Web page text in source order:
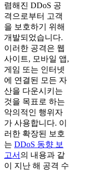
렴해진 DDoS 공
격으로부터 고객
을 보호하기 위해
개발되었습니다.
이러한 공격은 웹
사이트, 모바일 앱,
게임 또는 인터넷
에 연결된 모든 자
산을 다운시키는
것을 목표로 하는
악의적인 행위자
가 사용합니다. 이
러한 확장된 보호
는 DDoS 동향 보
고서 의 내용과 같
이 지난 해 공격 수